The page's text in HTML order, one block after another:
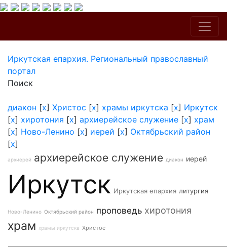
Иркутская епархия. Региональный православный
портал
Поиск
диакон [x] Христос [x] храмы иркутска [x] Иркутск
[x] хиротония [x] архиерейское служение [x] храм
[x] Ново-Ленино [x] иерей [x] Октябрьский район
[x]
архиерей архиерейское служение диакон иерей
Иркутск Иркутская епархия литургия
Ново-Ленино Октябрьский район проповедь хиротония
храм храмы иркутска Христос